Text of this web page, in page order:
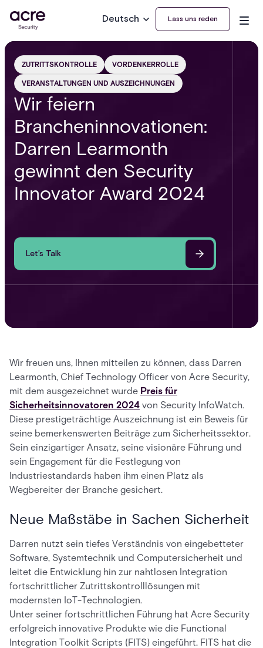
Deutsch Lass uns reden
ZUTRITTSKONTROLLE VORDENKERROLLE
VERANSTALTUNGEN UND AUSZEICHNUNGEN
Wir feiern
Brancheninnovationen:
Darren Learmonth
gewinnt den Security
Innovator Award 2024
Let’s Talk
Wir freuen uns, Ihnen mitteilen zu können, dass Darren
Learmonth, Chief Technology Officer von Acre Security,
mit dem ausgezeichnet wurde Preis für
Sicherheitsinnovatoren 2024 von Security InfoWatch.
Diese prestigeträchtige Auszeichnung ist ein Beweis für
seine bemerkenswerten Beiträge zum Sicherheitssektor.
Sein einzigartiger Ansatz, seine visionäre Führung und
sein Engagement für die Festlegung von
Industriestandards haben ihm einen Platz als
Wegbereiter der Branche gesichert.
Neue Maßstäbe in Sachen Sicherheit
Darren nutzt sein tiefes Verständnis von eingebetteter
Software, Systemtechnik und Computersicherheit und
leitet die Entwicklung hin zur nahtlosen Integration
fortschrittlicher Zutrittskontrolllösungen mit
modernsten IoT-Technologien.
Unter seiner fortschrittlichen Führung hat Acre Security
erfolgreich innovative Produkte wie die Functional
Integration Toolkit Scripts (FITS) eingeführt. FITS hat die